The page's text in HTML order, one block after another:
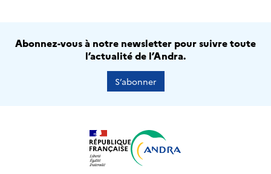
Abonnez-vous à notre newsletter pour suivre toute
l’actualité de l’Andra.
S’abonner